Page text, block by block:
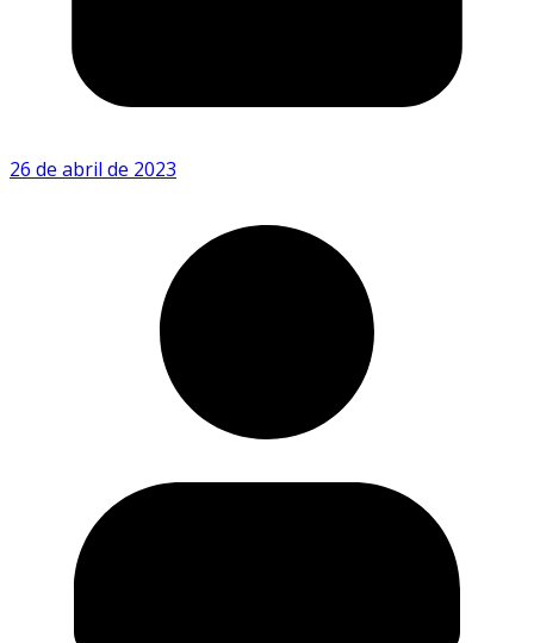
26 de abril de 2023